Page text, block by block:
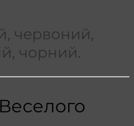
червоний,
чорний.